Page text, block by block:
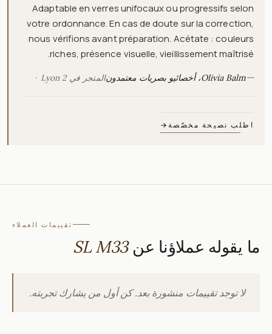
Adaptable en verres unifocaux ou progressifs selon
votre ordonnance. En cas de doute sur la correction,
nous vérifions avant préparation. Acétate : couleurs
riches, présence visuelle, vieillissement maîtrisé.
—Olivia Balm، أخصائيو بصريات معتمدون المتجر في Lyon 2
اطلب نصيحة مخصّصة →
تقييمات العملاء
ما يقوله عملاؤنا عنSL M33
لا توجد تقييمات منشورة بعد. كن أول من يشارك تجربته.